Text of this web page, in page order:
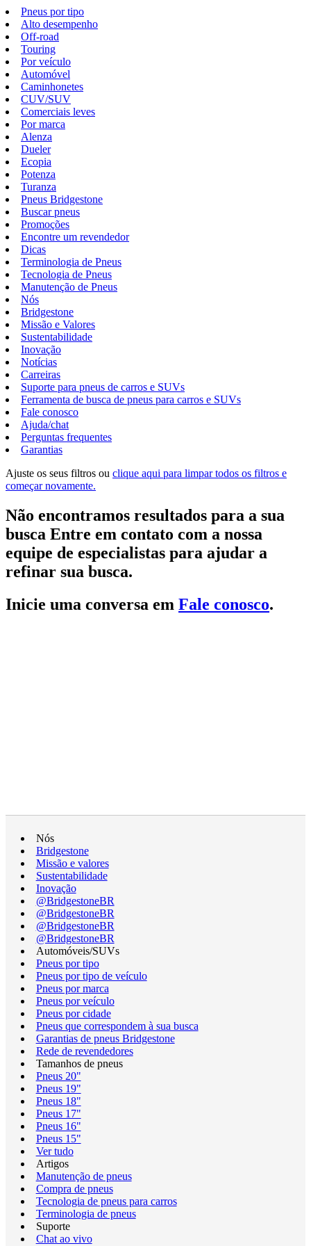
Pneus por tipo
Alto desempenho
Off-road
Touring
Por veículo
Automóvel
Caminhonetes
CUV/SUV
Comerciais leves
Por marca
Alenza
Dueler
Ecopia
Potenza
Turanza
Pneus Bridgestone
Buscar pneus
Promoções
Encontre um revendedor
Dicas
Terminologia de Pneus
Tecnologia de Pneus
Manutenção de Pneus
Nós
Bridgestone
Missão e Valores
Sustentabilidade
Inovação
Notícias
Carreiras
Suporte para pneus de carros e SUVs
Ferramenta de busca de pneus para carros e SUVs
Fale conosco
Ajuda/chat
Perguntas frequentes
Garantias
Ajuste os seus filtros ou clique aqui para limpar todos os filtros e
começar novamente.
Não encontramos resultados para a sua
busca Entre em contato com a nossa
equipe de especialistas para ajudar a
refinar sua busca.
Inicie uma conversa em Fale conosco.
Nós
Bridgestone
Missão e valores
Sustentabilidade
Inovação
@BridgestoneBR
@BridgestoneBR
@BridgestoneBR
@BridgestoneBR
Automóveis/SUVs
Pneus por tipo
Pneus por tipo de veículo
Pneus por marca
Pneus por veículo
Pneus por cidade
Pneus que correspondem à sua busca
Garantias de pneus Bridgestone
Rede de revendedores
Tamanhos de pneus
Pneus 20"
Pneus 19"
Pneus 18"
Pneus 17"
Pneus 16"
Pneus 15"
Ver tudo
Artigos
Manutenção de pneus
Compra de pneus
Tecnologia de pneus para carros
Terminologia de pneus
Suporte
Chat ao vivo